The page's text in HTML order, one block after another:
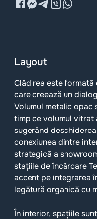
Layout
Clădirea este
care creează un
Volumul metalic opac
timp ce volumul vitrat
sugerând
conexiunea dintre
strategică a
stațiile de încărcare
accent pe integrarea
legătură organică cu
În interior, spațiile